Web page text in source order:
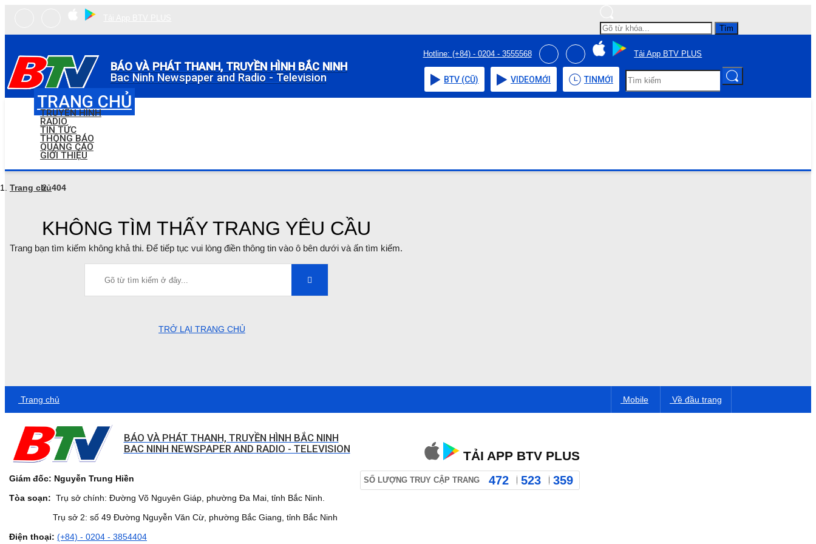
Tìm
BÁO VÀ PHÁT THANH, TRUYỀN HÌNH BẮC NINH
Bac Ninh Newspaper and Radio - Television
Hotline: (+84) - 0204 - 3555568 Tải App BTV PLUS
BTV (CŨ) VIDEOMỚI TIN MỚI
TRANG CHỦ
TRUYỀN HÌNH
RADIO
TIN TỨC
THÔNG BÁO
QUẢNG CÁO
GIỚI THIỆU
Trang chủ404
KHÔNG TÌM THẤY TRANG YÊU CẦU
Trang bạn tìm kiếm không khả thi. Để tiếp tục vui lòng điền thông tin vào ô bên dưới và ấn tìm kiếm.
TRỞ LẠI TRANG CHỦ
Trang chủ Mobile Về đầu trang
BÁO VÀ PHÁT THANH, TRUYỀN HÌNH BẮC NINH
BAC NINH NEWSPAPER AND RADIO - TELEVISION
Giám đốc: Nguyễn Trung Hiền
Tòa soạn: Trụ sở chính: Đường Võ Nguyên Giáp, phường Đa Mai, tỉnh Bắc Ninh.
Trụ sở 2: số 49 Đường Nguyễn Văn Cừ, phường Bắc Giang, tỉnh Bắc Ninh
Điện thoại: (+84) - 0204 - 3854404
TẢI APP BTV PLUS
472 523 359
SỐ LƯỢNG TRUY CẬP TRANG